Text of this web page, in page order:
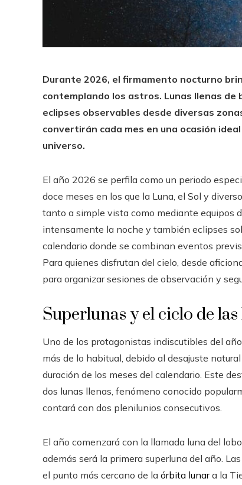
Durante 2026, el firmamento nocturno
contemplando los astros. Lunas llenas
eclipses observables desde diversas
convertirán cada mes en una ocasión
universo.
El año 2026 se perfila como un periodo
doce meses en los que la Luna, el Sol y
tanto a simple vista como mediante equipos
intensamente la noche y también eclipses
calendario donde se combinan eventos
Para quienes disfrutan del cielo, desde
para organizar sesiones de observación y
Superlunas y el ciclo de
Uno de los protagonistas indiscutibles del
más de lo habitual, debido al desajuste
duración de los meses del calendario. Este
dos lunas llenas, fenómeno conocido
contará con dos plenilunios consecutivos.
El año comenzará con la llamada luna del
además será la primera superluna del año.
el punto más cercano de la órbita lunara la